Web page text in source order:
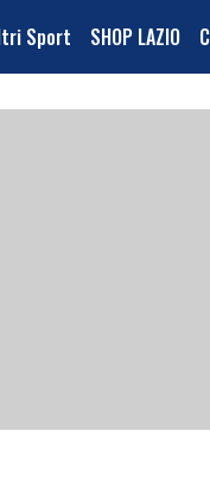
Sport SHOP LAZIO